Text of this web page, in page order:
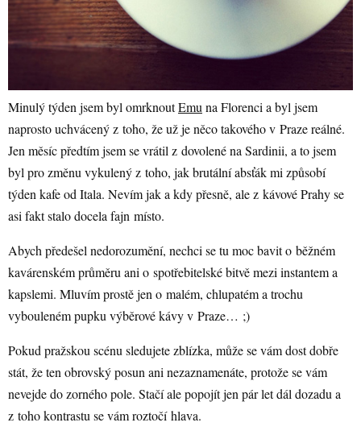
Minulý týden jsem byl omrknoutEmu na Florenci a byl jsem
naprosto uchvácený z toho, že už je něco takového v Praze reálné.
Jen měsíc předtím jsem se vrátil z dovolené na Sardinii, a to jsem
byl pro změnu vykulený z toho, jak brutální absťák mi způsobí
týden kafe od Itala. Nevím jak a kdy přesně, ale z kávové Prahy se
asi fakt stalo docela fajn místo.
Abych předešel nedorozumění, nechci se tu moc bavit o běžném
kavárenském průměru ani o spotřebitelské bitvě mezi instantem a
kapslemi. Mluvím prostě jen o malém, chlupatém a trochu
vybouleném pupku výběrové kávy v Praze… ;)
Pokud pražskou scénu sledujete zblízka, může se vám dost dobře
stát, že ten obrovský posun ani nezaznamenáte, protože se vám
nevejde do zorného pole. Stačí ale popojít jen pár let dál dozadu a
z toho kontrastu se vám roztočí hlava.